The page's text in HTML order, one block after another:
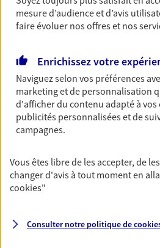
En tant que professionnel de
êtes exposé à de nombreux
une protection solide.
Découvrir l'offre Assurance
DEMANDER UN
Épargne retraite
dirigeant d’entreprise en
Stabilisez vos finances pour
de vie, anticipez les
DEMANDER UN
mesure d’audience et d’avis
faire évoluer nos offres et nos
Enrichissez votre
Naviguez selon vos préférences
marketing et de personnalisation
d'afficher du contenu adapté à
publicités personnalisées et de
campagnes.
Vous êtes libre de les accepter, de
changer d'avis à tout moment en
cookies"
Consulter notre politique de